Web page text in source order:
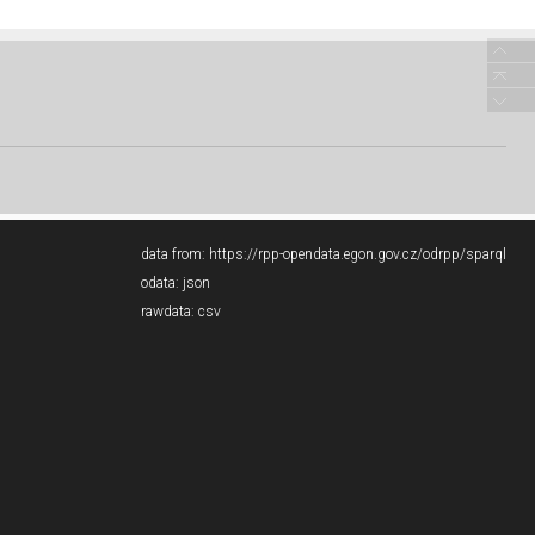
data from: https://rpp-opendata.egon.gov.cz/odrpp/sparql
odata: json
rawdata: csv